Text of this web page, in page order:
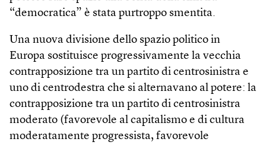
“democratica” è stata purtroppo smentita.
Una nuova divisione dello spazio politico in
Europa sostituisce progressivamente la vecchia
contrapposizione tra un partito di centrosinistra e
uno di centro­destra che si alternavano al potere: la
contrapposizione tra un partito di centrosinistra
moderato (favorevole al capitalismo e di cultura
moderatamente progressista, favorevole